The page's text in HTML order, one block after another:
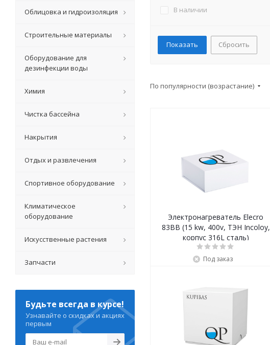
В наличии
Сбросить
По популярности (возрастание)
Электронагреватель Elecro
83BB (15 kw, 400v, ТЭН Incoloy,
корпус 316L сталь)
Под заказ
Облицовка и гидроизоляция
Строительные материалы
Оборудование для
дезинфекции воды
Химия
Чистка бассейна
Накрытия
Отдых и развлечения
Спортивное оборудование
Климатическое
оборудование
Искусственные растения
Запчасти
Будьте всегда в курсе!
Узнавайте о скидках и акциях
первым